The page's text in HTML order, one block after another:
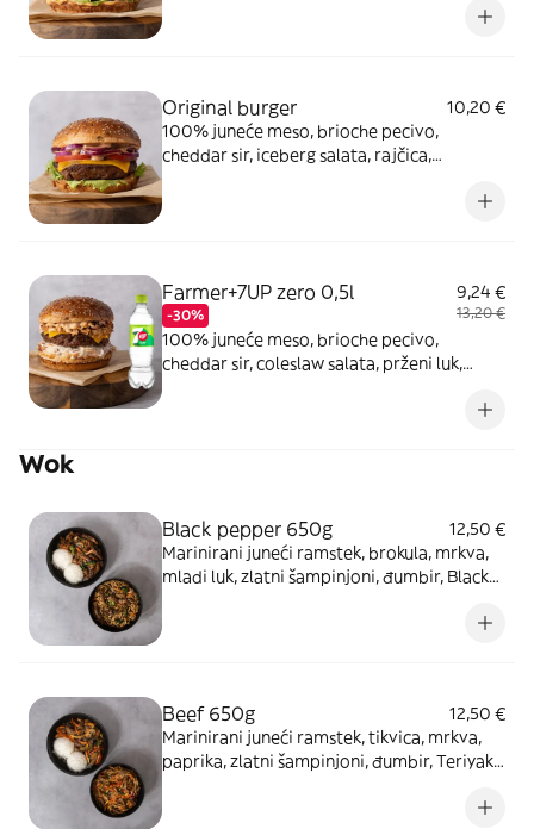
Original burger
10,20 €
100% juneće meso, brioche pecivo,
cheddar sir, iceberg salata, rajčica,
Farmer+7UP zero 0,5l
-30%
9,24 €
13,20 €
100% juneće meso, brioche pecivo,
cheddar sir, coleslaw salata, prženi luk,
Wok
Black pepper 650g
12,50 €
Marinirani juneći ramstek, brokula, mrkva,
mladi luk, zlatni šampinjoni, đumbir, Black
Beef 650g
12,50 €
Marinirani juneći ramstek, tikvica, mrkva,
paprika, zlatni šampinjoni, đumbir, Teriyaki